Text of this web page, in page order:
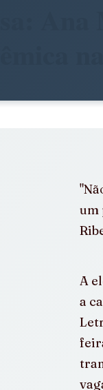
Infâncias e
um
A
a